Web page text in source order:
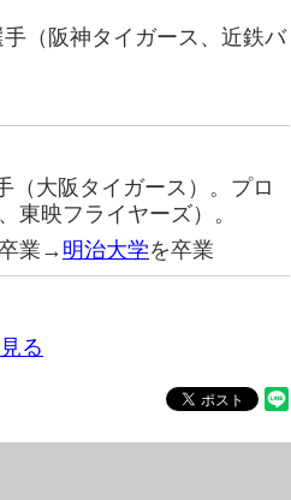
（阪神タイガース、近鉄バ
（大阪タイガース）。プロ
東映フライヤーズ）。
業→ 明治大学を卒業
る